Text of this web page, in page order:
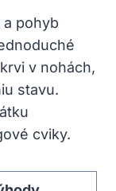
pohyb
v nohách,
stavu.
cviky.